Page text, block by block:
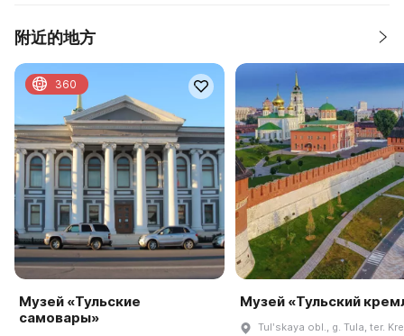
附近的地方
Музей «Тульские
самовары»
360
Музей «Тульский
Tulʹskaya obl., g. Tula, ter.